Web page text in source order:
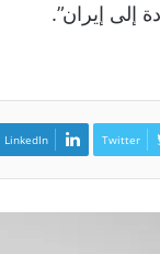
إلى إيران”.
Twitter
LinkedIn